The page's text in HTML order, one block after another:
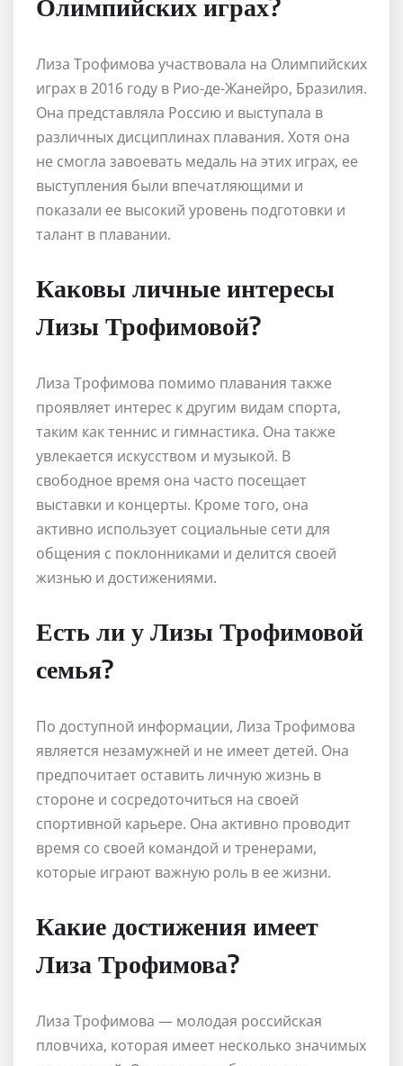
Лиза Трофимова участвовала на Олимпийских
играх в 2016 году в Рио-де-Жанейро, Бразилия.
Она представляла Россию и выступала в
различных дисциплинах плавания. Хотя она
не смогла завоевать медаль на этих играх, ее
выступления были впечатляющими и
показали ее высокий уровень подготовки и
талант в плавании.
Каковы личные интересы
Лизы Трофимовой?
Лиза Трофимова помимо плавания также
проявляет интерес к другим видам спорта,
таким как теннис и гимнастика. Она также
увлекается искусством и музыкой. В
свободное время она часто посещает
выставки и концерты. Кроме того, она
активно использует социальные сети для
общения с поклонниками и делится своей
жизнью и достижениями.
Есть ли у Лизы Трофимовой
семья?
По доступной информации, Лиза Трофимова
является незамужней и не имеет детей. Она
предпочитает оставить личную жизнь в
стороне и сосредоточиться на своей
спортивной карьере. Она активно проводит
время со своей командой и тренерами,
которые играют важную роль в ее жизни.
Какие достижения имеет
Лиза Трофимова?
Лиза Трофимова — молодая российская
пловчиха, которая имеет несколько значимых